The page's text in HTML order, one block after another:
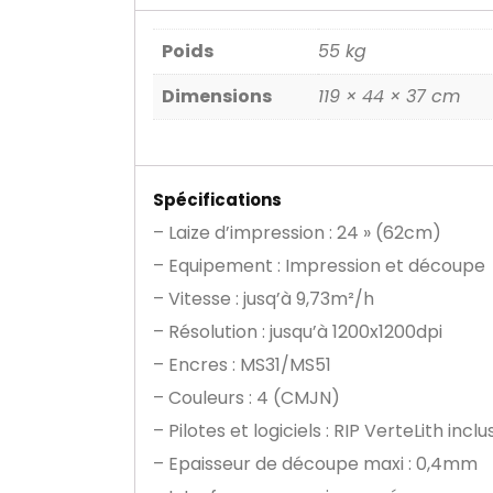
Poids
55 kg
Dimensions
119 × 44 × 37 cm
Spécifications
– Laize d’impression : 24 » (62cm)
– Equipement : Impression et découpe
– Vitesse : jusq’à 9,73m²/h
– Résolution : jusqu’à 1200x1200dpi
– Encres : MS31/MS51
– Couleurs : 4 (CMJN)
– Pilotes et logiciels : RIP VerteLith
– Epaisseur de découpe maxi : 0,4mm